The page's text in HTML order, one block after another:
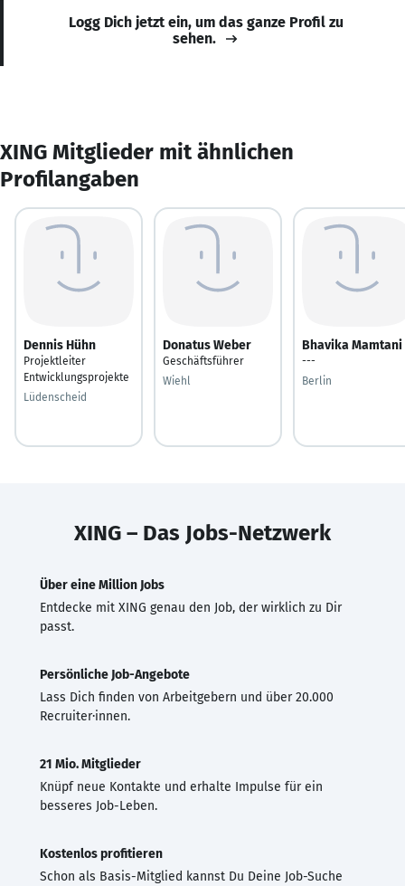
Logg Dich jetzt ein, um das ganze Profil zu
sehen.
XING Mitglieder mit ähnlichen
Profilangaben
Dennis Hühn
Projektleiter
Entwicklungsprojekte
Lüdenscheid
Donatus Weber
Geschäftsführer
Wiehl
Bhavika Mamtani
---
Berlin
XING – Das Jobs-Netzwerk
Über eine Million Jobs
Entdecke mit XING genau den Job, der wirklich zu Dir
passt.
Persönliche Job-Angebote
Lass Dich finden von Arbeitgebern und über 20.000
Recruiter·innen.
21 Mio. Mitglieder
Knüpf neue Kontakte und erhalte Impulse für ein
besseres Job-Leben.
Kostenlos profitieren
Schon als Basis-Mitglied kannst Du Deine Job-Suche